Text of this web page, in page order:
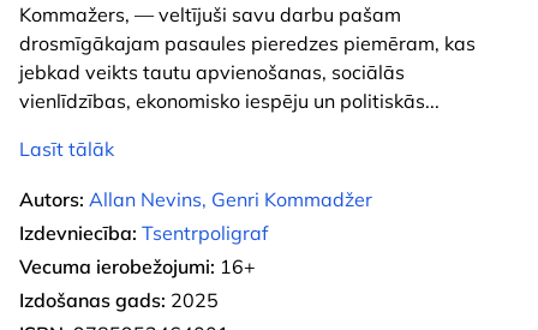
Kommažers, — veltījuši savu darbu pašam
drosmīgākajam pasaules pieredzes piemēram, kas
jebkad veikts tautu apvienošanas, sociālās
vienlīdzības, ekonomisko iespēju un politiskās...
Lasīt tālāk
Autors: Allan Nevins, Genri Kommadžer
Izdevniecība: Tsentrpoligraf
Vecuma ierobežojumi: 16+
Izdošanas gads: 2025